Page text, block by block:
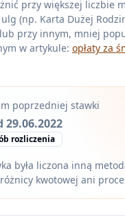
przy większej liczbie
(np. Karta Dużej
przy innym, mniej
w artykule: opłaty za
poprzedniej stawki
29.06.2022
rozliczenia
była liczona inną
kwotowej ani